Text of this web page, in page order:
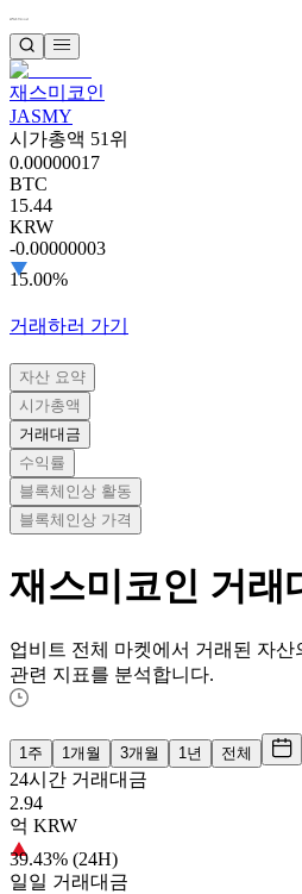
재스미코인
JASMY
시가총액 51위
0.00000017
BTC
15.44
KRW
-0.00000003
15.00%
거래하러 가기
자산 요약
시가총액
거래대금
수익률
블록체인상 활동
블록체인상 가격
재스미코인 거래
업비트 전체 마켓에서 거래된 자
관련 지표를 분석합니다.
1주 1개월 3개월 1년 전체
24시간 거래대금
2.94
억 KRW
39.43% (24H)
일일 거래대금